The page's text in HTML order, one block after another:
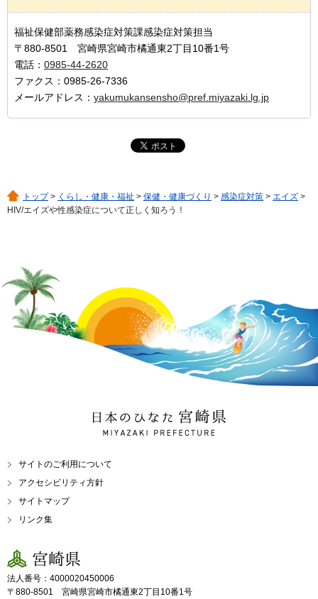
福祉保健部薬務感染症対策課感染症対策担当
〒880-8501 宮崎県宮崎市橘通東2丁目10番1号
電話： 0985-44-2620
ファクス：0985-26-7336
メールアドレス： yakumukansensho@pref.miyazaki.lg.jp
トップ> くらし・健康・福祉 > 保健・健康づくり > 感染症対策 > エイズ >
HIV/エイズや性感染症について正しく知ろう！
日本のひなた 宮崎県
MIYAZAKI PREFECTURE
サイトのご利用について
アクセシビリティ方針
サイトマップ
リンク集
宮崎県
法人番号：4000020450006
〒880-8501 宮崎県宮崎市橘通東2丁目10番1号